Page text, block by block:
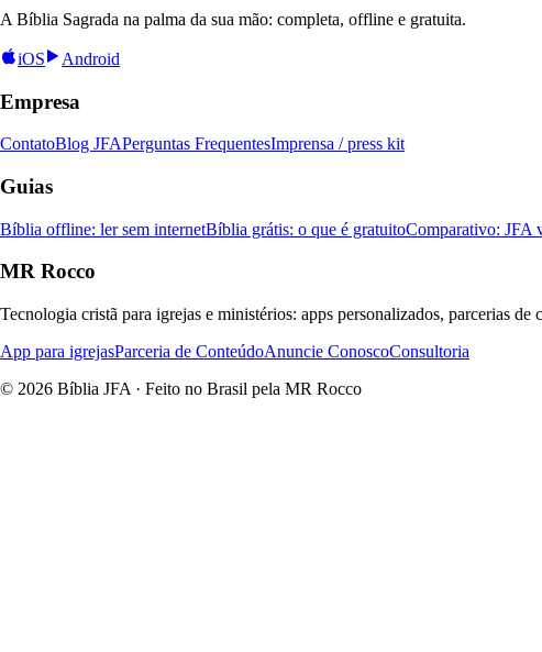
A Bíblia Sagrada na palma da sua mão: completa, offline e gratuita.
iOS Android
Empresa
ContatoBlog JFAPerguntas FrequentesImprensa / press kit
Guias
Bíblia offline: ler sem internetBíblia grátis: o que é gratuitoComparativo: JFA
MR Rocco
Tecnologia cristã para igrejas e ministérios: apps personalizados, parcerias de
App para igrejasParceria de ConteúdoAnuncie ConoscoConsultoria
© 2026 Bíblia JFA · Feito no Brasil pela MR Rocco